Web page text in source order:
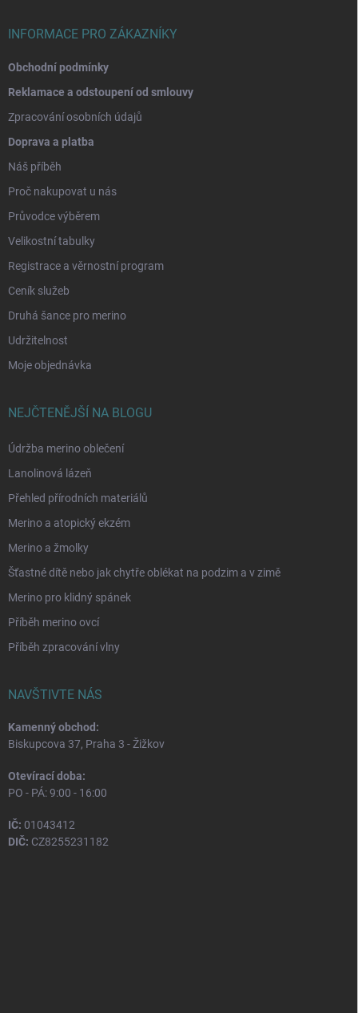
INFORMACE PRO ZÁKAZNÍKY
Obchodní podmínky
Reklamace a odstoupení od smlouvy
Zpracování osobních údajů
Doprava a platba
Náš příběh
Proč nakupovat u nás
Průvodce výběrem
Velikostní tabulky
Registrace a věrnostní program
Ceník služeb
Druhá šance pro merino
Udržitelnost
Moje objednávka
NEJČTENĚJŠÍ NA BLOGU
Údržba merino oblečení
Lanolinová lázeň
Přehled přírodních materiálů
Merino a atopický ekzém
Merino a žmolky
Šťastné dítě nebo jak chytře oblékat na podzim a v zimě
Merino pro klidný spánek
Příběh merino ovcí
Příběh zpracování vlny
NAVŠTIVTE NÁS
Kamenný obchod:
Biskupcova 37, Praha 3 - Žižkov
Otevírací doba:
PO - PÁ: 9:00 - 16:00
IČ: 01043412
DIČ: CZ8255231182